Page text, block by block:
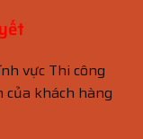
vực Thi công
của khách hàng